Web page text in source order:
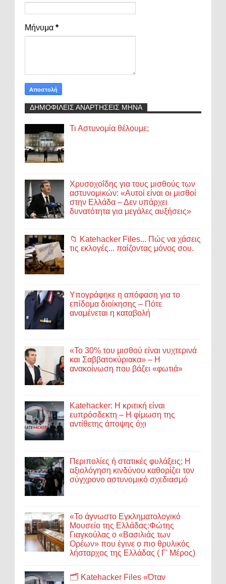
Μήνυμα *
ΔΗΜΟΦΙΛΕΙΣ ΑΝΑΡΤΗΣΕΙΣ ΜΗΝΑ
Τι Αστυνομία θέλουμε;
Χρυσοχοΐδης για τους μισθούς των
αστυνομικών: «Αυτοί είναι οι μισθοί
στην Ελλάδα – Δεν υπάρχει
δυνατότητα για μεγάλες αυξήσεις»
📁 Katehacker Files... Πώς να χάσεις
τις εκλογές... παίζοντας μόνος σου.
Υπογράφηκε η απόφαση για το
επίδομα διοίκησης – Πότε
αναμένεται η καταβολή
«Το 30% του μισθού είναι νυχτερινά
και Σαββατοκύριακα» – Η
ανακοίνωση που βάζει «φωτιά»
Katehacker: Η κριτική είναι
ευπρόσδεκτη – Η φίμωση της
αντίθετης άποψης όχι
Περιπολίες ή στατικές φυλάξεις; Η
αξιολόγηση κινδύνου καθορίζει τον
σύγχρονο αστυνομικό σχεδιασμό
«Το άγνωστο Εγκληματολογικό
Μουσείο της Ελλάδας:Φώτης
Γιαγκούλας ο «Βασιλιάς των
Ορέων» που έγινε ο πιο θρυλικός
λήσταρχος της Ελλάδας ( Γ' Μέρος)
🗂️ Katehacker Files «Όταν